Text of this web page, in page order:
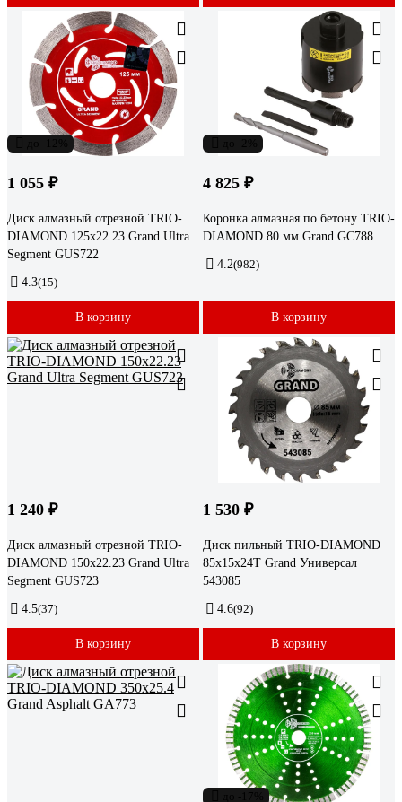
1 055 ₽
Диск алмазный отрезной TRIO-
DIAMOND 125x22.23 Grand Ultra
Segment GUS722
4.3(15)
В корзину
4 825 ₽
Коронка алмазная по бетону TRIO-
DIAMOND 80 мм Grand GC788
4.2(982)
В корзину
1 240 ₽
Диск алмазный отрезной TRIO-
DIAMOND 150x22.23 Grand Ultra
Segment GUS723
4.5(37)
В корзину
1 530 ₽
Диск пильный TRIO-DIAMOND
85x15x24T Grand Универсал
543085
4.6(92)
В корзину